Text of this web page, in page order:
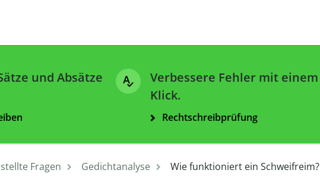
und Absätze
Verbessere Fehler mit einem
Klick.
Rechtschreibprüfung
Fragen Gedichtanalyse Wie funktioniert ein Schweifreim?